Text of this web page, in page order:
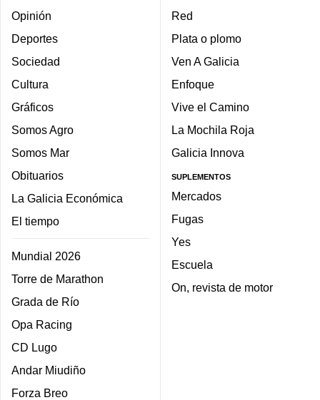
Opinión
Deportes
Sociedad
Cultura
Gráficos
Somos Agro
Somos Mar
Obituarios
La Galicia Económica
El tiempo
Mundial 2026
Torre de Marathon
Grada de Río
Opa Racing
CD Lugo
Andar Miudiño
Forza Breo
Red
Plata o plomo
Ven A Galicia
Enfoque
Vive el Camino
La Mochila Roja
Galicia Innova
SUPLEMENTOS
Mercados
Fugas
Yes
Escuela
On, revista de motor